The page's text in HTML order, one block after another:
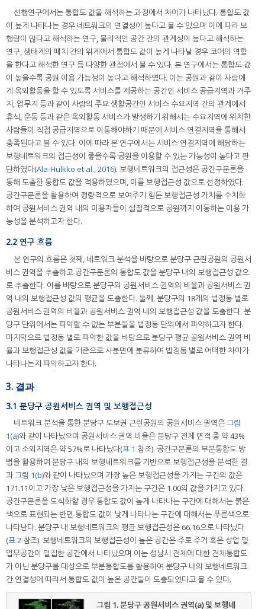
선행연구에서는 통합도 값을 해석하는 과정에서 차이가 나타났다. 통합도 값
이 높게 나타나는 경우 네트워크의 연결성이 높다고 볼 수 있으며 이에 따라 보
행량이 많다고 해석하는 연구, 물리적인 공간 간의 관계성이 높다고 해석하는
연구, 생태계의 패치 간의 위계에서 통합도 값이 높게 나타날 경우 코어의 역할
을 한다고 해석한 연구 등 다양한 관점에서 볼 수 있다. 본 연구에서는 통합도 값
이 높을수록 공원 이용 가능성이 높다고 해석하였다. 이는 공원과 같이 사람에
게 옥외활동을 할 수 있도록 서비스를 제공하는 공간인 서비스 공급지역과 거주
지, 업무지 등과 같이 사람의 주요 생활공간인 서비스 수요지역 간의 관계에서
휴식, 운동 등과 같은 옥외활동 서비스가 발생하기 위해서는 수요지역에 위치한
사람들이 직접 공급지역으로 이동해야하기 때문에 서비스 연결지역을 통해서
충족된다고 볼 수 있다. 이에 따라 본 연구에서는 서비스 연결지역에 해당하는
보행네트워크의 접근성이 좋을수록 공원을 이용할 수 있는 가능성이 높다고 판
단하였다(Ala-Hulkko et al., 2016). 보행네트워크의 접근성은 공간구문론을
통해 도출한 통합도 값을 적용하였으며, 이를 보행접근성 값으로 선정하였다.
공간구문론을 활용하여 정량적으로 보여주기 힘든 보행접근성 가치를 수치화
하여 공원서비스 권역 내의 이용자들이 실질적으로 공원까지 이동하는 이용 가
능성을 분석하고자 한다.
2.2 연구 흐름
본 연구의 흐름은 첫째, 네트워크 분석을 바탕으로 분당구 근린공원의 공원서
비스 권역을 추출하고 공간구문론의 통합도 값을 분당구 내의 보행접근성 값으
로 추출한다. 이를 바탕으로 분당구의 공원서비스 권역의 비율과 공원서비스 권
역 내의 보행접근성 값의 평균을 도출한다. 둘째, 분당구의 18개의 법정동 별로
공원서비스 권역의 비율과 공원서비스 권역 내의 보행접근성 값을 도출한다. 분
당구 단위에서는 파악할 수 없는 부분들을 법정동 단위에서 파악하고자 한다.
마지막으로 법정동 별로 파악한 값을 바탕으로 분당구 평균 공원서비스 권역 비
율과 보행접근성 값을 기준으로 사분면에 분류하여 법정동 별로 어떠한 차이가
나타나는지 파악하고자 한다.
3. 결과
3.1 분당구 공원서비스 권역 및 보행접근성
네트워크 분석을 통한 분당구 도보권 근린공원의 공원서비스 권역은그림
1(a)와 같이 나타났으며 공원서비스 권역 비율은 분당구 전체 면적 중 약 43%
이고 소외지역은 약 57%로 나타났다(표 1 참조). 공간구문론의 부분통합도 방
법을 활용하여 분당구 내의 보행네트워크를 기반으로 보행접근성을 분석한 결
과그림 1(b)와 같이 나타났으며 가장 높은 보행접근성을 가지는 구간의 값은
171.11이고 가장 낮은 보행접근성을 가지는 구간은 1.00의 값을 가지고 있다.
공간구문론을 도식화할 경우 통합도 값이 높게 나타나는 구간에 대해서는 붉은
색으로 표현되는 반면 통합도 값이 낮게 나타나는 구간에 대해서는 푸른색으로
나타난다. 분당구 내 보행네트워크의 평균 보행접근성은 66.16으로 나타났다
(표 2 참조). 보행네트워크의 보행접근성이 높은 공간은 주로 주거 혹은 상업 및
업무공간이 밀집한 공간에서 나타났으며 이는 성남시 전체에 대한 전체통합도
가 아닌 분당구를 대상으로 부분통합도를 활용하여 분당구 내의 보행네트워크
간 연결성에 따라서 통합도 값이 높은 공간들이 도출되었다고 볼 수 있다.
그림 1.분당구 공원서비스 권역(a) 및 보행네